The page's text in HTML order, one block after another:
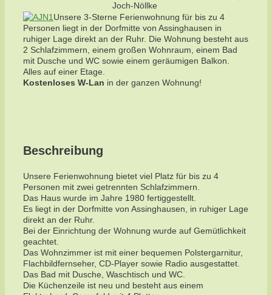
Unsere 3-Sterne Ferienwohnung für bis zu 4
Personen liegt in der Dorfmitte von Assinghausen in
ruhiger Lage direkt an der Ruhr. Die Wohnung besteht aus
2 Schlafzimmern, einem großen Wohnraum, einem Bad
mit Dusche und WC sowie einem geräumigen Balkon.
Alles auf einer Etage.
Kostenloses W-Lan in der ganzen Wohnung!
Beschreibung
Unsere Ferienwohnung bietet viel Platz für bis zu 4
Personen mit zwei getrennten Schlafzimmern.
Das Haus wurde im Jahre 1980 fertiggestellt.
Es liegt in der Dorfmitte von Assinghausen, in ruhiger Lage
direkt an der Ruhr.
Bei der Einrichtung der Wohnung wurde auf Gemütlichkeit
geachtet.
Das Wohnzimmer ist mit einer bequemen Polstergarnitur,
Flachbildfernseher, CD-Player sowie Radio ausgestattet.
Das Bad mit Dusche, Waschtisch und WC.
Die Küchenzeile ist neu und besteht aus einem